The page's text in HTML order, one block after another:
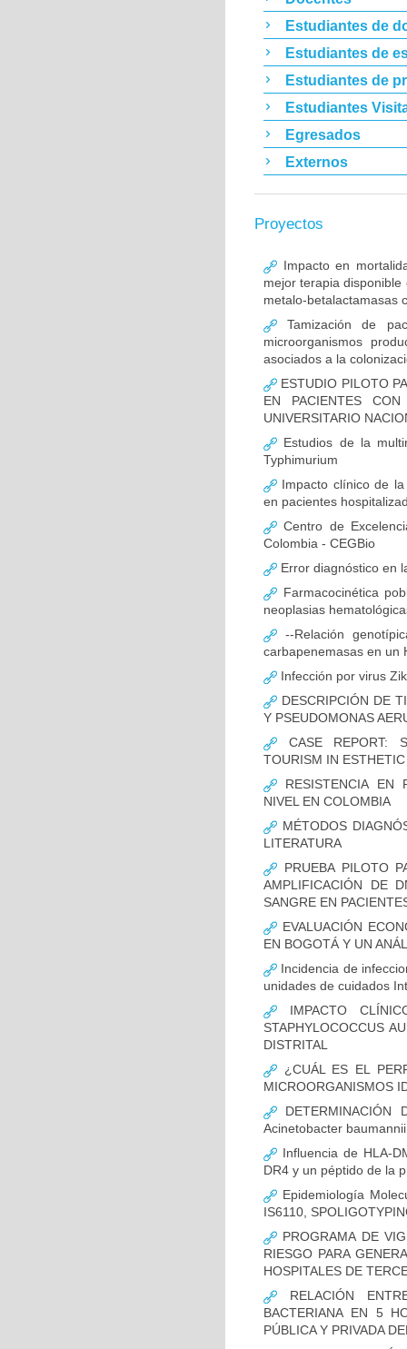
Estudiantes de
Estudiantes de
Estudiantes de
Estudiantes
Egresados
Externos
Proyectos
Impacto en
mejor terapia
metalo-betalactamasas
Tamización de
microorganismos
asociados a la
ESTUDIO PILOTO
EN PACIENTES
UNIVERSITARIO
Estudios de la
Typhimurium
Impacto clínico de
en pacientes
Centro de
Colombia - CEGBio
Error diagnóstico en
Farmacocinética
neoplasias
--Relación
carbapenemasas en un
Infección por virus
DESCRIPCIÓN DE
Y PSEUDOMONAS
CASE REPORT:
TOURISM IN
RESISTENCIA EN
NIVEL EN COLOMBIA
MÉTODOS
LITERATURA
PRUEBA PILOTO
AMPLIFICACIÓN DE
SANGRE EN
EVALUACIÓN
EN BOGOTÁ Y UN
Incidencia de
unidades de cuidados
IMPACTO
STAPHYLOCOCCUS
DISTRITAL
¿CUÁL ES EL
MICROORGANISMOS
DETERMINACIÓN
Acinetobacter
Influencia de HLA-
DR4 y un péptido de la
Epidemiología
IS6110,
PROGRAMA DE
RIESGO PARA
HOSPITALES DE
RELACIÓN
BACTERIANA EN 5
PÚBLICA Y PRIVADA